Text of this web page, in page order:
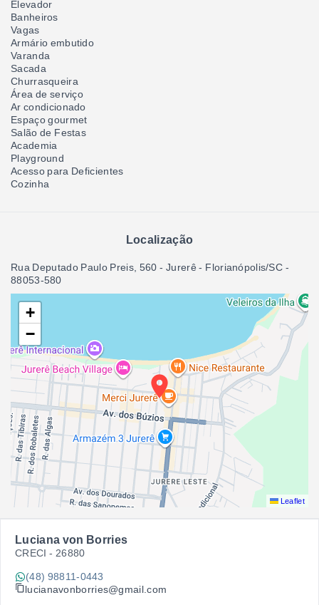
Elevador
Banheiros
Vagas
Armário embutido
Varanda
Sacada
Churrasqueira
Área de serviço
Ar condicionado
Espaço gourmet
Salão de Festas
Academia
Playground
Acesso para Deficientes
Cozinha
Localização
Rua Deputado Paulo Preis, 560 - Jurerê - Florianópolis/SC -
88053-580
+
−
Leaflet
Luciana von Borries
CRECI - 26880
(48) 98811-0443
lucianavonborries@gmail.com